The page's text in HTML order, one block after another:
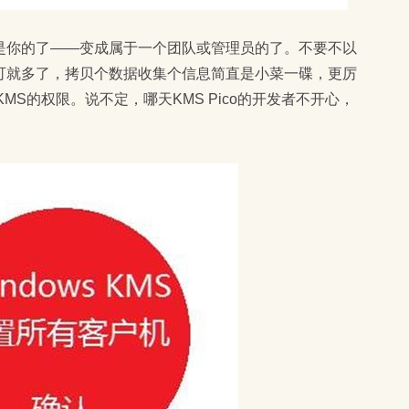
你的了——变成属于一个团队或管理员的了。不要不以
多了，拷贝个数据收集个信息简直是小菜一碟，更厉
的权限。说不定，哪天KMS Pico的开发者不开心，